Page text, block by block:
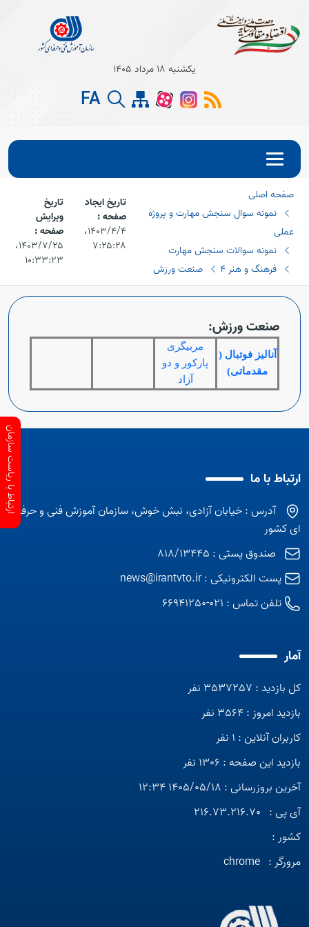
Open
Open
یکشنبه 18 مرداد 1405
FA
صفحه اصلی
نمونه سوال سنجش مهارت و پروژه
عملی
نمونه سوالات سنجش مهارت
فرهنگ و هنر 4
صنعت ورزش
تاریخ ایجاد
صفحه :
۱۴۰۳/۴/۴،‏
۷:۲۵:۲۸
تاریخ
ویرایش
صفحه :
۱۴۰۳/۷/۲۵،‏
۱۰:۳۳:۲۳
صنعت ورزش:
آنالیز فوتبال (
مقدماتی)
مربیگری
پارکور و دو
آزاد
ارتباط با ما
آدرس : خیابان آزادی، نبش خوش، سازمان آموزش فنی و حرفه
ای کشور
صندوق پستی : 818/13445
پست الکترونیکی :news@irantvto.ir
تلفن تماس : 021-66941250
آمار
کل بازدید : 3537257 نفر
بازدید امروز : 3564 نفر
کاربران آنلاین : 1 نفر
بازدید این صفحه : 1306 نفر
آخرین بروزرسانی : 1405/05/18 12:34
آی پی : 216.73.216.70
کشور :
مرورگر : chrome
ارتباط با ریاست سازمان